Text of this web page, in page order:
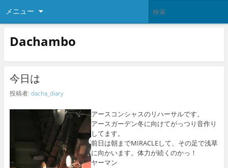
メニュー
Dachambo
今日は
投稿者: dacha_diary
アースコンシャスのリハーサルです。
アースガーデン冬に向けてがっつり音作り
してます。
前日は朝までMIRACLEして、その足で浅草
に向かいます。体力が続くのかっ！
ヤーマン